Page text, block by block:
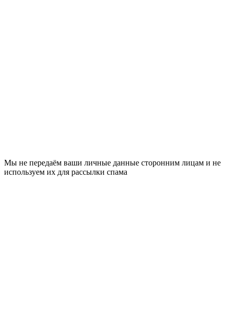
Мы не передаём ваши личные данные сторонним лицам и не
используем их для рассылки спама